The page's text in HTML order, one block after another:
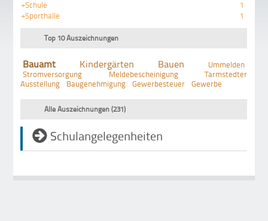
+Schule
1
+Sporthalle
1
Top 10 Auszeichnungen
Bauamt Kindergärten Bauen
Ummelden
Stromversorgung
Meldebescheinigung
Tarmstedter
Ausstellung
Baugenehmigung Gewerbesteuer Gewerbe
Alle Auszeichnungen (231)
Schulangelegenheiten